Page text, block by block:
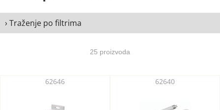
› Traženje po filtrima
25 proizvoda
62646 62640